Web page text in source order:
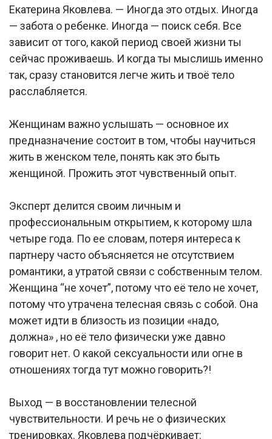
Екатерина Яковлева. — Иногда это отдых. Иногда
— забота о ребенке. Иногда — поиск себя. Все
зависит от того, какой период своей жизни ты
сейчас проживаешь. И когда ты мыслишь именно
так, сразу становится легче жить и твоё тело
расслабляется.
Женщинам важно услышать — основное их
предназначение состоит в том, чтобы научиться
жить в женском теле, понять как это быть
женщиной. Прожить этот чувственный опыт.
Эксперт делится своим личным и
профессиональным открытием, к которому шла
четыре года. По ее словам, потеря интереса к
партнеру часто объясняется не отсутствием
романтики, а утратой связи с собственным телом.
Женщина “не хочет”, потому что её тело не хочет,
потому что утрачена телесная связь с собой. Она
может идти в близость из позиции «надо,
должна» , но её тело физически уже давно
говорит нет. О какой сексуальности или огне в
отношениях тогда тут можно говорить?!
Выход — в восстановлении телесной
чувствительности. И речь не о физических
тренировках. Яковлева подчёркивает: